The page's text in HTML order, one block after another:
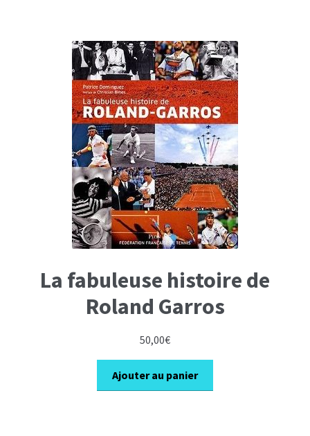
La fabuleuse histoire de
Roland Garros
50,00€
Ajouter au panier